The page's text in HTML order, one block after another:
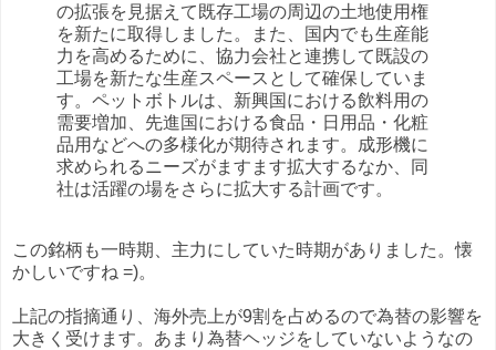
の拡張を見据えて既存工場の周辺の土地使用権
を新たに取得しました。また、国内でも生産能
力を高めるために、協力会社と連携して既設の
工場を新たな生産スペースとして確保していま
す。ペットボトルは、新興国における飲料用の
需要増加、先進国における食品・日用品・化粧
品用などへの多様化が期待されます。成形機に
求められるニーズがますます拡大するなか、同
社は活躍の場をさらに拡大する計画です。
この銘柄も一時期、主力にしていた時期がありました。懐
かしいですね =)。
上記の指摘通り、海外売上が9割を占めるので為替の影響を
大きく受けます。あまり為替ヘッジをしていないようなの